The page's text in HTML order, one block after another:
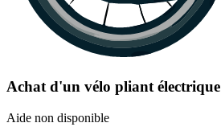
Achat d'un vélo pliant électrique
Aide non disponible